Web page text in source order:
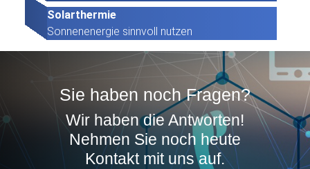
Solarthermie
Sonnenenergie sinnvoll nutzen
Sie haben noch Fragen?
Wir haben die Antworten!
Nehmen Sie noch heute
Kontakt mit uns auf.